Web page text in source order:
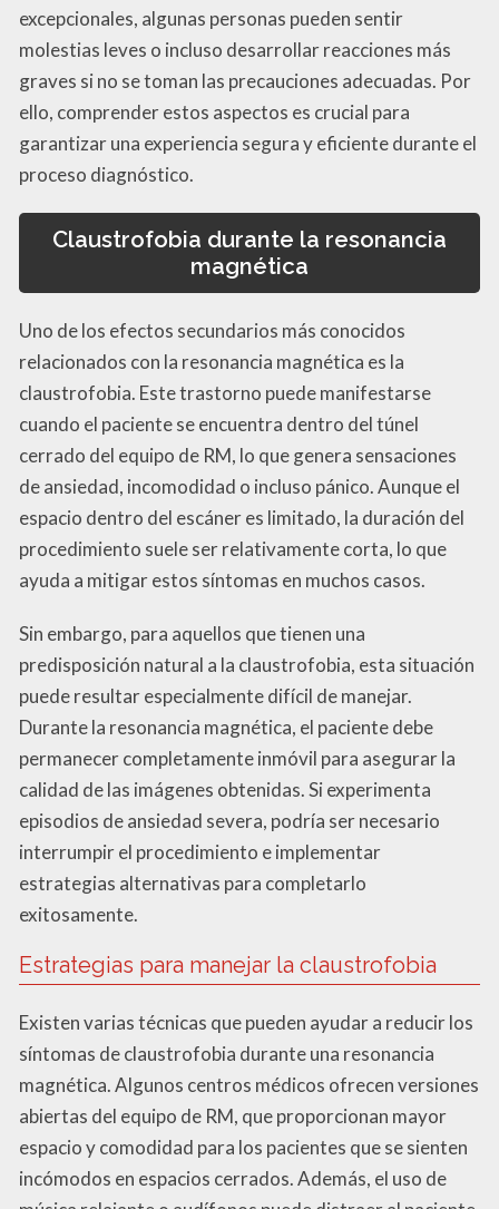
excepcionales, algunas personas pueden sentir
molestias leves o incluso desarrollar reacciones más
graves si no se toman las precauciones adecuadas. Por
ello, comprender estos aspectos es crucial para
garantizar una experiencia segura y eficiente durante el
proceso diagnóstico.
Claustrofobia durante la resonancia
magnética
Uno de los efectos secundarios más conocidos
relacionados con la resonancia magnética es la
claustrofobia. Este trastorno puede manifestarse
cuando el paciente se encuentra dentro del túnel
cerrado del equipo de RM, lo que genera sensaciones
de ansiedad, incomodidad o incluso pánico. Aunque el
espacio dentro del escáner es limitado, la duración del
procedimiento suele ser relativamente corta, lo que
ayuda a mitigar estos síntomas en muchos casos.
Sin embargo, para aquellos que tienen una
predisposición natural a la claustrofobia, esta situación
puede resultar especialmente difícil de manejar.
Durante la resonancia magnética, el paciente debe
permanecer completamente inmóvil para asegurar la
calidad de las imágenes obtenidas. Si experimenta
episodios de ansiedad severa, podría ser necesario
interrumpir el procedimiento e implementar
estrategias alternativas para completarlo
exitosamente.
Estrategias para manejar la claustrofobia
Existen varias técnicas que pueden ayudar a reducir los
síntomas de claustrofobia durante una resonancia
magnética. Algunos centros médicos ofrecen versiones
abiertas del equipo de RM, que proporcionan mayor
espacio y comodidad para los pacientes que se sienten
incómodos en espacios cerrados. Además, el uso de